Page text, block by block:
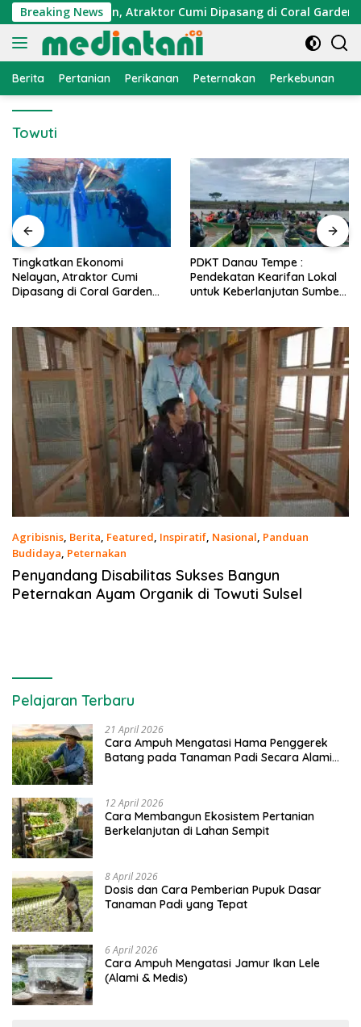
Langsung
ke
konten
Breaking News
Nelayan, Atraktor Cumi Dipasang di Coral Garden
Berita Pertanian Perikanan Peternakan Perkebunan
Towuti
PDKT Danau Tempe :
Pendekatan Kearifan Lokal
untuk Keberlanjutan Sumber
Cara Mengatasi Penyakit
PMK pada Sapi Perah Secara
Alami dan Medis
Agribisnis, Berita, Featured, Inspiratif, Nasional, Panduan
Budidaya, Peternakan
4 Januari 2023
Penyandang Disabilitas Sukses Bangun
Peternakan Ayam Organik di Towuti Sulsel
Pelajaran Terbaru
21 April 2026
Cara Ampuh Mengatasi Hama Penggerek
Batang pada Tanaman Padi Secara Alami
12 April 2026
Cara Membangun Ekosistem Pertanian
Berkelanjutan di Lahan Sempit
8 April 2026
Dosis dan Cara Pemberian Pupuk Dasar
Tanaman Padi yang Tepat
6 April 2026
Cara Ampuh Mengatasi Jamur Ikan Lele
(Alami & Medis)